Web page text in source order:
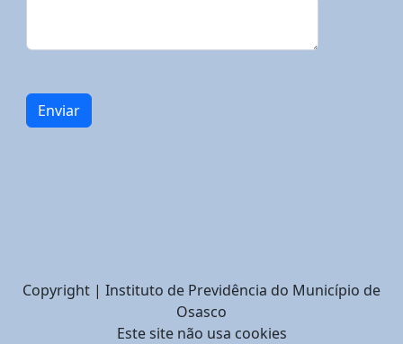
Copyright | Instituto de Previdência do Município de
Osasco
Este site não usa cookies